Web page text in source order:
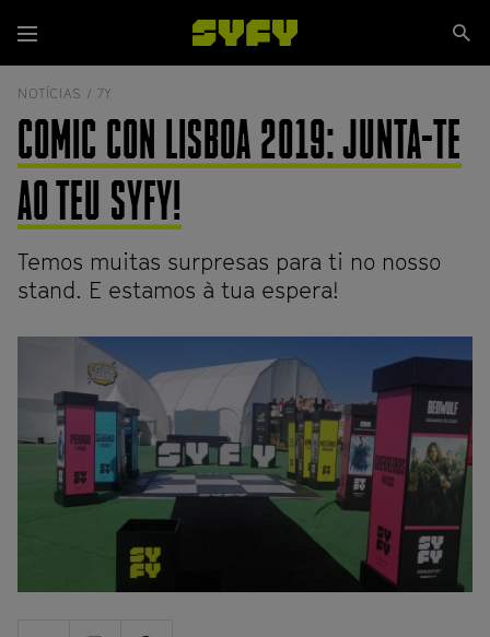
para
o
conteúdo
Menu
NOTÍCIAS / 7Y
COMIC CON LISBOA 2019: JUNTA-TE
AO TEU SYFY!
Temos muitas surpresas para ti no nosso
stand. E estamos à tua espera!